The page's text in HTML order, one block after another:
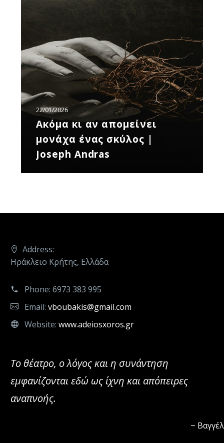
μονάχα
ένας
σκύλος
Joseph
Andras22/01/2026
Ακόμα κι αν απομείνει
μονάχα ένας σκύλος |
Joseph Andras
Address:
Ηράκλειο Κρήτης, Ελλάδα
Phone: 6973 383 995
Email: vboubakis@gmail.com
Website: www.adeiosxoros.gr
Το θέατρο, ο λόγος και η συνάντηση
εμφανίζονται εδώ ως ίχνη και απόπειρες
αναπνοής.
~